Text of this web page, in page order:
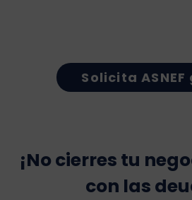
Solicita
¡No cierres tu
con las